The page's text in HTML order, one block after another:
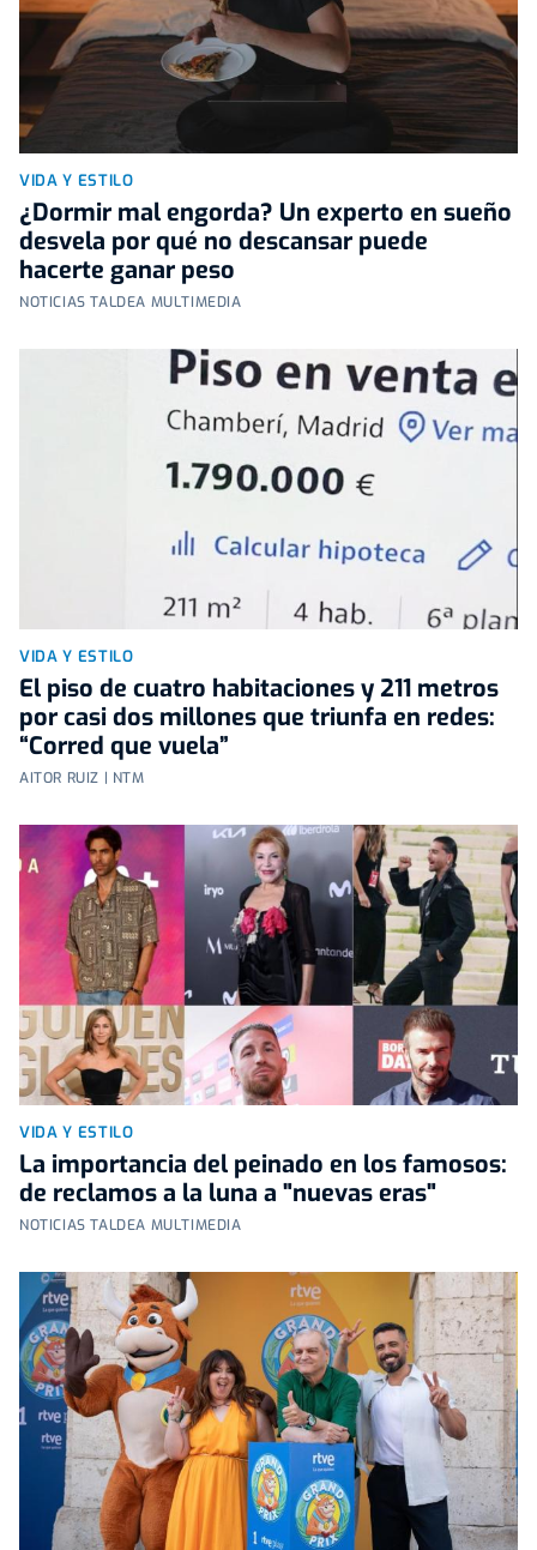
VIDA Y ESTILO
¿Dormir mal engorda? Un experto en sueño
desvela por qué no descansar puede
hacerte ganar peso
NOTICIAS TALDEA MULTIMEDIA
VIDA Y ESTILO
El piso de cuatro habitaciones y 211 metros
por casi dos millones que triunfa en redes:
“Corred que vuela”
AITOR RUIZ | NTM
VIDA Y ESTILO
La importancia del peinado en los famosos:
de reclamos a la luna a "nuevas eras"
NOTICIAS TALDEA MULTIMEDIA